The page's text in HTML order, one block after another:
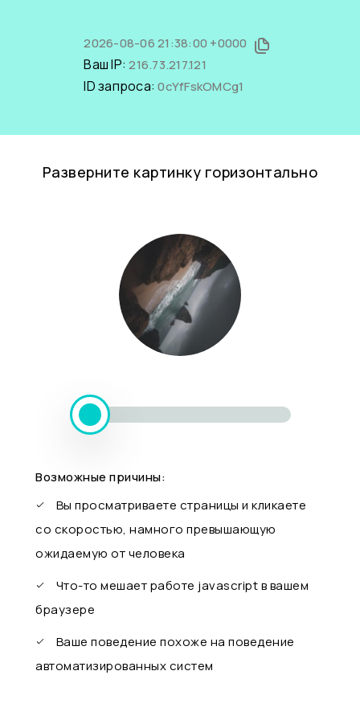
2026-08-06 21:38:00 +0000
Ваш IP:216.73.217.121
ID запроса:0cYfFskOMCg1
Разверните картинку горизонтально
Возможные причины:
Вы просматриваете страницы и кликаете
со скоростью, намного превышающую
ожидаемую от человека
Что-то мешает работе javascript в вашем
браузере
Ваше поведение похоже на поведение
автоматизированных систем